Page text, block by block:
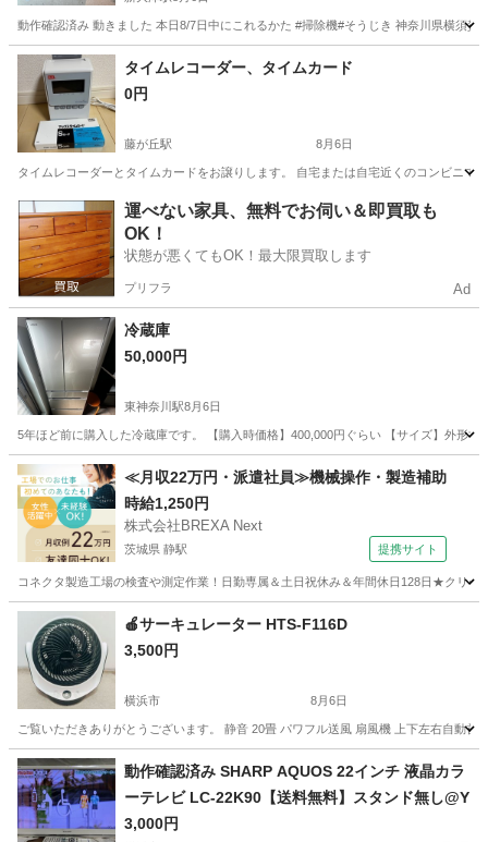
動作確認済み 動きました 本日8/7日中にこれるかた #掃除機#そうじき 神奈川県横須賀
神奈川 横須賀市 生活家電
タイムレコーダー、タイムカード
0円
藤が丘駅 8月6日
タイムレコーダーとタイムカードをお譲りします。 自宅または自宅近くのコンビニで
神奈川 横浜市 藤が丘駅 家電 タイムレコーダー
運べない家具、無料でお伺い＆即買取も
OK！
状態が悪くてもOK！最大限買取します
プリフラ Ad
冷蔵庫
50,000円
東神奈川駅8月6日
5年ほど前に購入した冷蔵庫です。 【購入時価格】400,000円ぐらい 【サイズ】外形
神奈川 横浜市 東神奈川駅 キッチン家電 状態
≪月収22万円・派遣社員≫機械操作・製造補助
時給1,250円
株式会社BREXA Next
茨城県 静駅 提携サイト
コネクタ製造工場の検査や測定作業！日勤専属＆土日祝休み＆年間休日128日★クリ
茨城 常陸大宮市 静駅 その他
🍎サーキュレーター HTS-F116D
3,500円
横浜市 8月6日
ご覧いただきありがとうございます。 静音 20畳 パワフル送風 扇風機 上下左右自動
神奈川 横浜市 季節、空調家電
動作確認済み SHARP AQUOS 22インチ 液晶カラ
ーテレビ LC-22K90【送料無料】スタンド無し@Y
3,000円